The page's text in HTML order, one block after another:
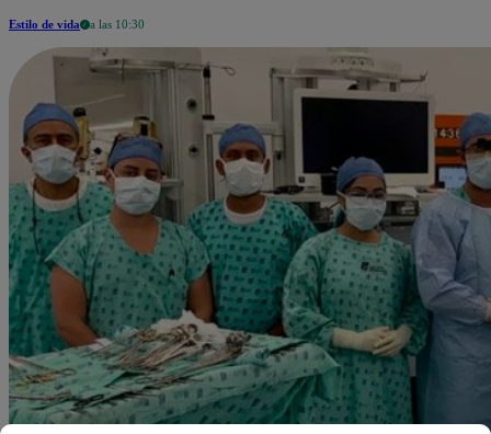
Estilo de vida a las 10:30